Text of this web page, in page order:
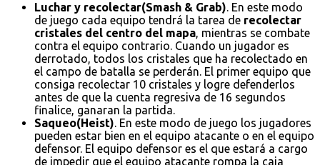
Luchar y recolectar(Smash & Grab). En este modo
de juego cada equipo tendrá la tarea de recolectar
cristales del centro del mapa, mientras se combate
contra el equipo contrario. Cuando un jugador es
derrotado, todos los cristales que ha recolectado en
el campo de batalla se perderán. El primer equipo que
consiga recolectar 10 cristales y logre defenderlos
antes de que la cuenta regresiva de 16 segundos
finalice, ganaran la partida.
Saqueo(Heist). En este modo de juego los jugadores
pueden estar bien en el equipo atacante o en el equipo
defensor. El equipo defensor es el que estará a cargo
de impedir que el equipo atacante rompa la caja